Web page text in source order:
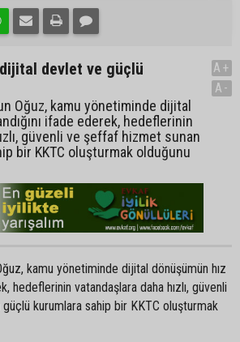
devlet ve güçlü
Oğuz, kamu yönetiminde dijital
ifade ederek, hedeflerinin
güvenli ve şeffaf hizmet sunan
bir KKTC oluşturmak olduğunu
A+
A-
kamu yönetiminde dijital dönüşümün hız
hedeflerinin vatandaşlara daha hızlı, güvenli
kurumlara sahip bir KKTC oluşturmak